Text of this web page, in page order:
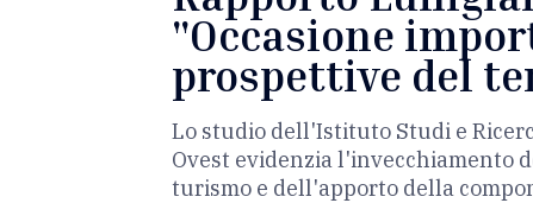
"Occasione
prospettive del
Lo studio dell'Istituto Studi e
Ovest evidenzia l'invecchiamento
turismo e dell'apporto della